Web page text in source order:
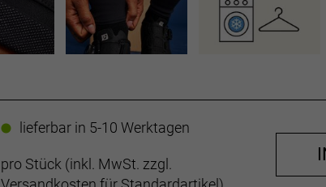
lieferbar in 5-10 Werktagen
pro Stück (inkl. MwSt. zzgl.